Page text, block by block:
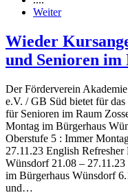
Weiter
Wieder
und Senioren im
Der Förderverein
e.V. / GB Süd bietet für
für Senioren im Raum
Montag im Bürgerhaus
Oberstufe 5 : Immer
27.11.23 English
Wünsdorf 21.08 –
im Bürgerhaus Wünsdorf
und…